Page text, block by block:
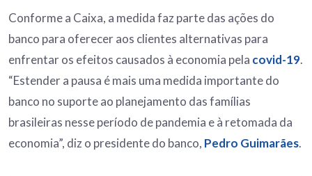
Conforme a Caixa, a medida faz parte das ações do
banco para oferecer aos clientes alternativas para
enfrentar os efeitos causados à economia pela covid-19.
“Estender a pausa é mais uma medida importante do
banco no suporte ao planejamento das famílias
brasileiras nesse período de pandemia e à retomada da
economia”, diz o presidente do banco, Pedro Guimarães.